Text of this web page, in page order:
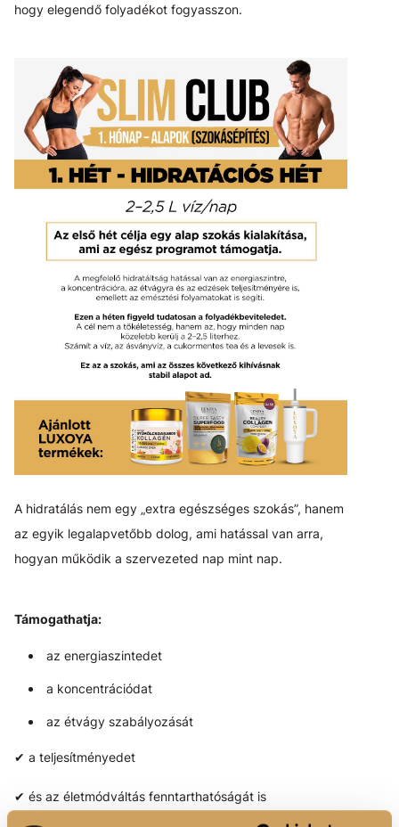
hogy elegendő folyadékot fogyasszon.
A hidratálás nem egy „extra egészséges szokás”, hanem
az egyik legalapvetőbb dolog, ami hatással van arra,
hogyan működik a szervezeted nap mint nap.
Támogathatja:
az energiaszintedet
a koncentrációdat
az étvágy szabályozását
✔ a teljesítményedet
✔ és az életmódváltás fenntarthatóságát is